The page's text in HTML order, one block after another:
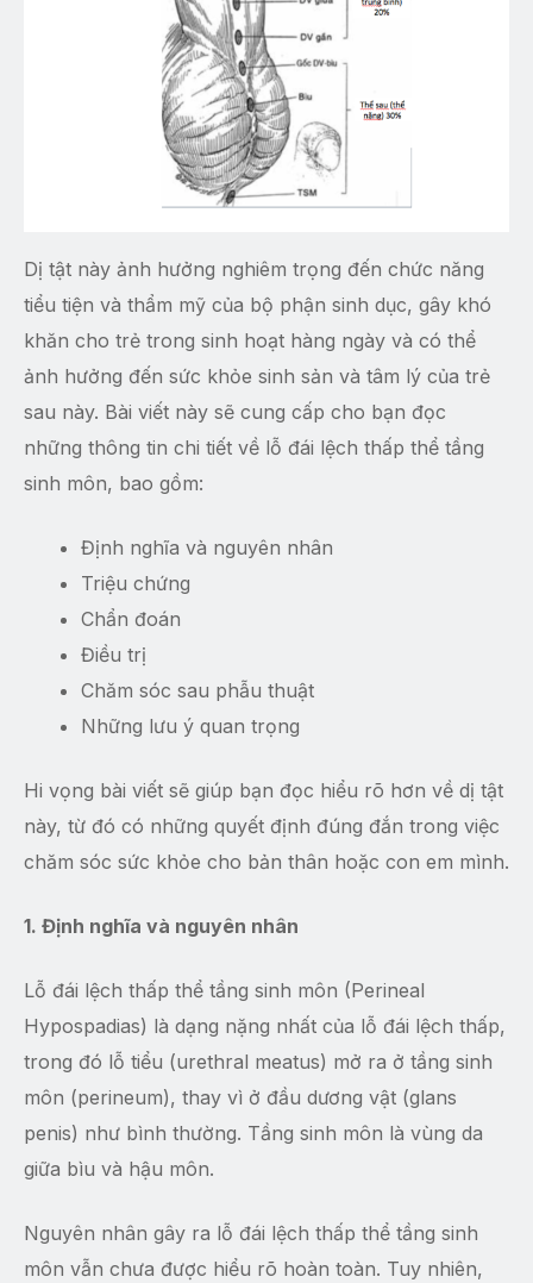
Dị tật này ảnh hưởng nghiêm trọng đến chức năng
tiểu tiện và thẩm mỹ của bộ phận sinh dục, gây khó
khăn cho trẻ trong sinh hoạt hàng ngày và có thể
ảnh hưởng đến sức khỏe sinh sản và tâm lý của trẻ
sau này. Bài viết này sẽ cung cấp cho bạn đọc
những thông tin chi tiết về lỗ đái lệch thấp thể tầng
sinh môn, bao gồm:
Định nghĩa và nguyên nhân
Triệu chứng
Chẩn đoán
Điều trị
Chăm sóc sau phẫu thuật
Những lưu ý quan trọng
Hi vọng bài viết sẽ giúp bạn đọc hiểu rõ hơn về dị tật
này, từ đó có những quyết định đúng đắn trong việc
chăm sóc sức khỏe cho bản thân hoặc con em mình.
1. Định nghĩa và nguyên nhân
Lỗ đái lệch thấp thể tầng sinh môn (Perineal
Hypospadias) là dạng nặng nhất của lỗ đái lệch thấp,
trong đó lỗ tiểu (urethral meatus) mở ra ở tầng sinh
môn (perineum), thay vì ở đầu dương vật (glans
penis) như bình thường. Tầng sinh môn là vùng da
giữa bìu và hậu môn.
Nguyên nhân gây ra lỗ đái lệch thấp thể tầng sinh
môn vẫn chưa được hiểu rõ hoàn toàn. Tuy nhiên,